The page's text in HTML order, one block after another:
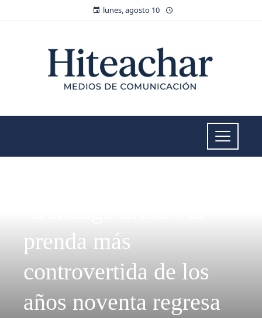
lunes, agosto 10
prenda más
controvertida de los
años noventa regresa